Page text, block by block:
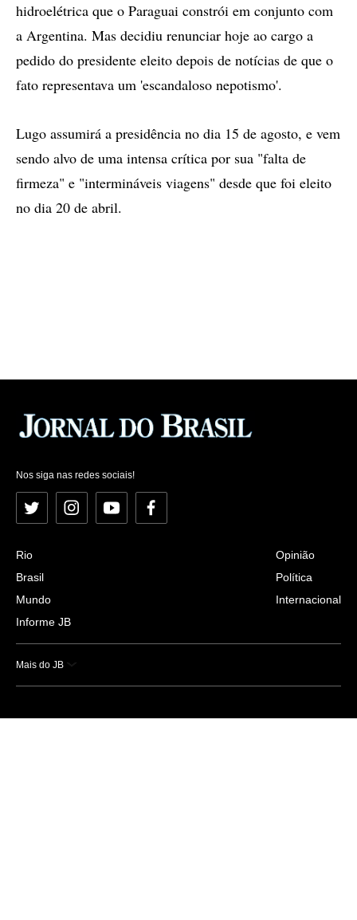
hidroelétrica que o Paraguai constrói em conjunto com
a Argentina. Mas decidiu renunciar hoje ao cargo a
pedido do presidente eleito depois de notícias de que o
fato representava um 'escandaloso nepotismo'.
Lugo assumirá a presidência no dia 15 de agosto, e vem
sendo alvo de uma intensa crítica por sua "falta de
firmeza" e "intermináveis viagens" desde que foi eleito
no dia 20 de abril.
Nos siga nas redes sociais!
Twitter InstagramYouTubeFacebook
Rio
Brasil
Mundo
Informe JB
Opinião
Política
Internacional
Mais do JB
Esportes